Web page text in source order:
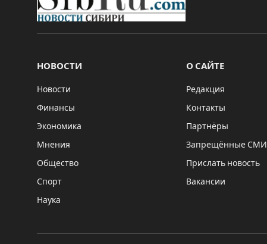
НОВОСТИ
Новости
Финансы
Экономика
Мнения
Общество
Спорт
Наука
О САЙТЕ
Редакция
Контакты
Партнёры
Запрещённые СМИ
Прислать новость
Вакансии